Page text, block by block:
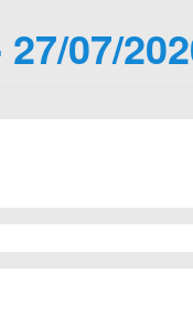
07/